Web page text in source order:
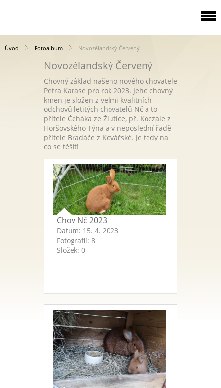
Úvod Fotoalbum Novozélandský Červený
Novozélandský Červený
Chovný základ našeho nového chovatele
Petra Karase pro rok 2023. Jeho chovný
kmen je složen z velmi kvalitních
odchovů letitých chovatelů Nč a to
přítele Čeháka ze Žlutice, př. Koczaie z
Horšovského Týna a v neposlední řadě
přítele Bradáče z Kovářské. Je tedy na
co se těšit!
Chov Nč 2023
Datum: 15. 4. 2023
Fotografií: 8
Složek: 0